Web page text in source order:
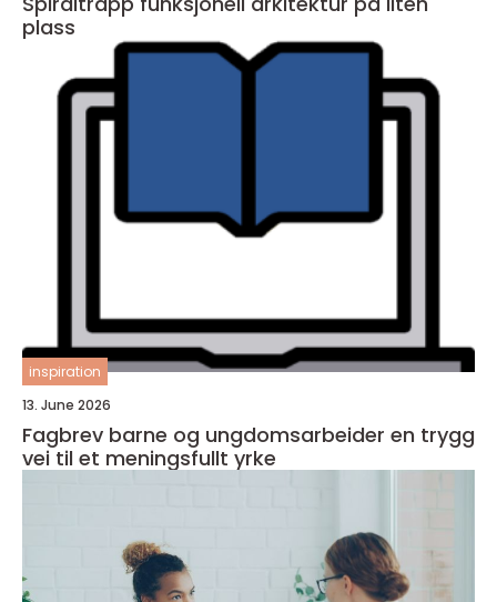
plass
inspiration
13. June 2026
Fagbrev barne og ungdomsarbeider en trygg
vei til et meningsfullt yrke